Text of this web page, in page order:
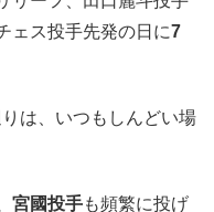
ェス投手先発の日に7
は、いつもしんどい場
宮國投手も頻繁に投げ